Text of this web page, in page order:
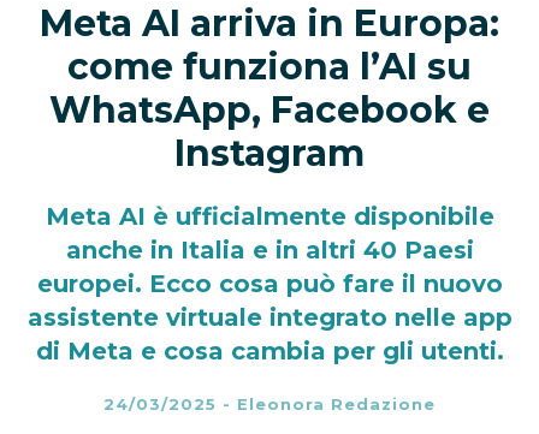
Meta AI arriva in Europa:
come funziona l’AI su
WhatsApp, Facebook e
Instagram
Meta AI è ufficialmente disponibile
anche in Italia e in altri 40 Paesi
europei. Ecco cosa può fare il nuovo
assistente virtuale integrato nelle app
di Meta e cosa cambia per gli utenti.
24/03/2025 - Eleonora Redazione